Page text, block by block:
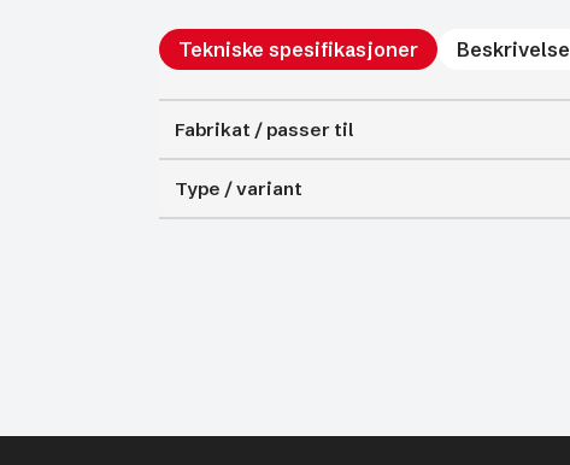
Tekniske spesifikasjoner Beskrivelse
Fabrikat / passer til
Type / variant